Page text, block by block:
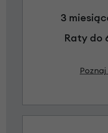
3
Raty do
Poznaj